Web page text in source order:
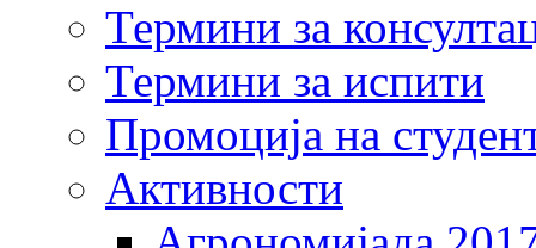
Термини за
Термини за испити
Промоција на
Активности